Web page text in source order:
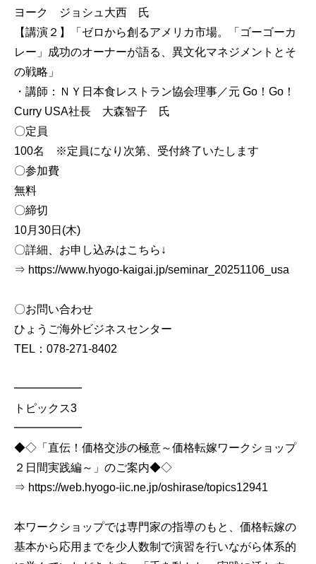
ヨーク ジョシュ大西 氏
【講演２】「ゼロから創るアメリカ市場。「ゴーゴーカ
レー」成功のオーナーが語る、異文化マネジメントとそ
の戦略」
・講師：ＮＹ日本食レストラン協会理事／元 Go！Go！
Curry USA社長 大森智子 氏
〇定員
100名 ※定員になり次第、受付終了いたします
〇参加費
無料
〇締切
10月30日(木)
〇詳細、お申し込みはこちら↓
⇒ https://www.hyogo-kaigai.jp/seminar_20251106_usa
〇お問い合わせ
ひょうご海外ビジネスセンター
TEL：078-271-8402
━━━━━━
トピックス3
━━━━━━
◆◇「直伝！価格交渉の極意～価格転嫁ワークショップ
２日間実践編～」のご案内◆◇
⇒ https://web.hyogo-iic.ne.jp/oshirase/topics12941
本ワークショップでは専門家の指導のもと、価格転嫁の
基本から応用までを少人数制で演習を行いながら体系的